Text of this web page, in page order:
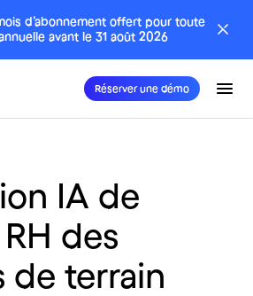
d’abonnement offert pour toute
avant le 31 août 2026
Réserver une démo
IA de
RH des
de terrain